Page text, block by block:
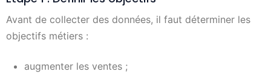
Avant de collecter des données, il faut déterminer les
objectifs métiers :
augmenter les ventes ;